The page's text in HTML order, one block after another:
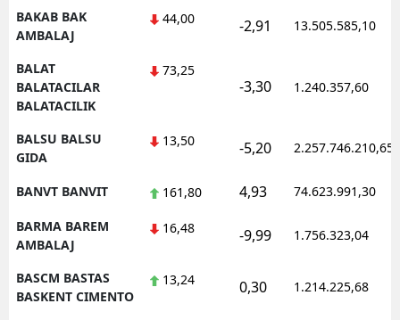
BAKAB BAK
AMBALAJ
44,00 -2,91 13.505.585,10
BALAT
BALATACILAR
BALATACILIK
73,25
-3,30 1.240.357,60
BALSU BALSU
GIDA
13,50 -5,20 2.257.746.210,65
BANVT BANVIT 161,80 4,93 74.623.991,30
BARMA BAREM
AMBALAJ
16,48 -9,99 1.756.323,04
BASCM BASTAS
BASKENT CIMENTO
13,24 0,30 1.214.225,68